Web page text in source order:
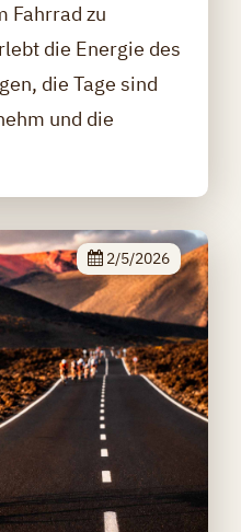
Fahrrad zu
die Energie des
die Tage sind
und die
2/5/2026